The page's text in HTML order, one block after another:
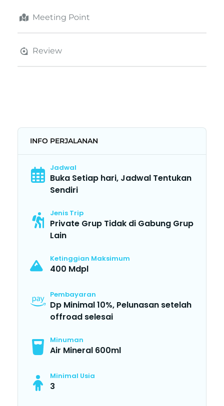
Meeting Point
Review
INFO PERJALANAN
Jadwal
Buka Setiap hari, Jadwal Tentukan
Sendiri
Jenis Trip
Private Grup Tidak di Gabung Grup
Lain
Ketinggian Maksimum
400 Mdpl
Pembayaran
Dp Minimal 10%, Pelunasan setelah
offroad selesai
Minuman
Air Mineral 600ml
Minimal Usia
3